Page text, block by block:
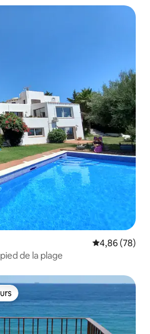
Évaluation
4,86 (78)
de la plage
les plus appréciés